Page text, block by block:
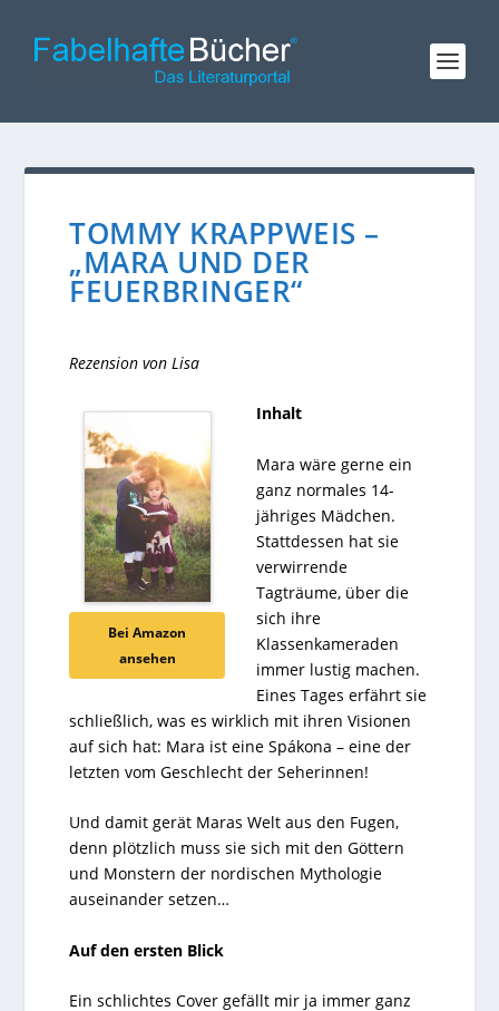
TOMMY KRAPPWEIS –
„MARA UND DER
FEUERBRINGER“
Rezension von Lisa
Bei Amazon
ansehen
Inhalt
Mara wäre gerne ein
ganz normales 14-
jähriges Mädchen.
Stattdessen hat sie
verwirrende
Tagträume, über die
sich ihre
Klassenkameraden
immer lustig machen.
Eines Tages erfährt sie
schließlich, was es wirklich mit ihren Visionen
auf sich hat: Mara ist eine Spákona – eine der
letzten vom Geschlecht der Seherinnen!
Und damit gerät Maras Welt aus den Fugen,
denn plötzlich muss sie sich mit den Göttern
und Monstern der nordischen Mythologie
auseinander setzen…
Auf den ersten Blick
Ein schlichtes Cover gefällt mir ja immer ganz